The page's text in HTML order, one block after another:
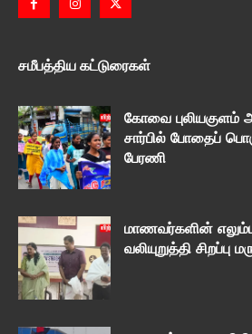
சமீபத்திய கட்டுரைகள்
கோவை புலியகுளம்
சார்பில் போதைப்
பேரணி
மாணவர்களின்
வலியுறுத்தி சிறப்பு